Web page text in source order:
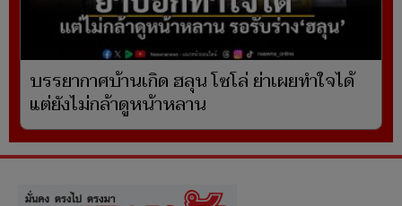
บรรยากาศบ้านเกิด ฮลุน โซโล่ ย่าเผยทำใจได้
แต่ยังไม่กล้าดูหน้าหลาน